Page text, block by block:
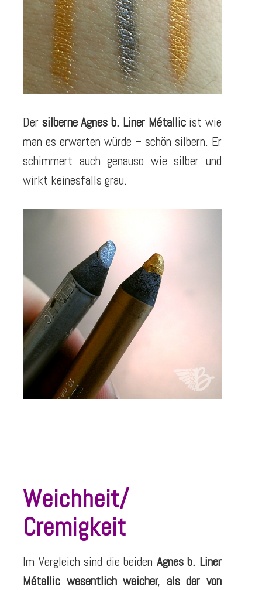
Der silberne Agnes b. Liner Métallicist wie
man es erwarten würde – schön silbern. Er
schimmert auch genauso wie silber und
wirkt keinesfalls grau.
Weichheit/
Cremigkeit
Im Vergleich sind die beiden Agnes b. Liner
Métallic wesentlich weicher, als der von